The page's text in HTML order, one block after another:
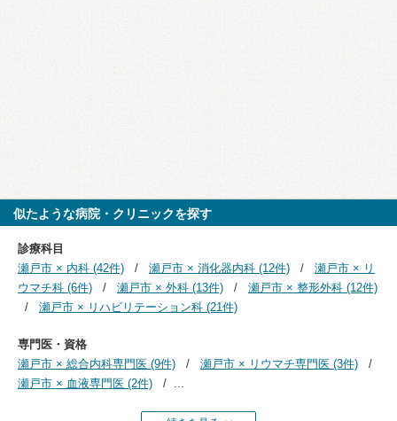
似たような病院・クリニックを探す
診療科目
瀬戸市 × 内科 (42件)
瀬戸市 × 消化器内科 (12件)
瀬戸市 × リ
ウマチ科 (6件)
瀬戸市 × 外科 (13件)
瀬戸市 × 整形外科 (12件)
瀬戸市 × リハビリテーション科 (21件)
専門医・資格
瀬戸市 × 総合内科専門医 (9件)
瀬戸市 × リウマチ専門医 (3件)
瀬戸市 × 血液専門医 (2件)